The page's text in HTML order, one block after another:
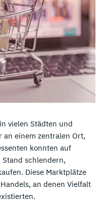
vielen Städten und
an einem zentralen Ort,
konnten auf
schlendern,
Diese Marktplätze
an denen Vielfalt